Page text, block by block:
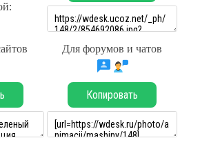
Для форумов и чатов
Копировать